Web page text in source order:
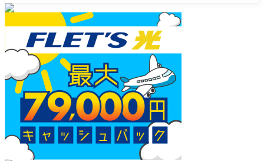
を
検
か！
ーりの展
開